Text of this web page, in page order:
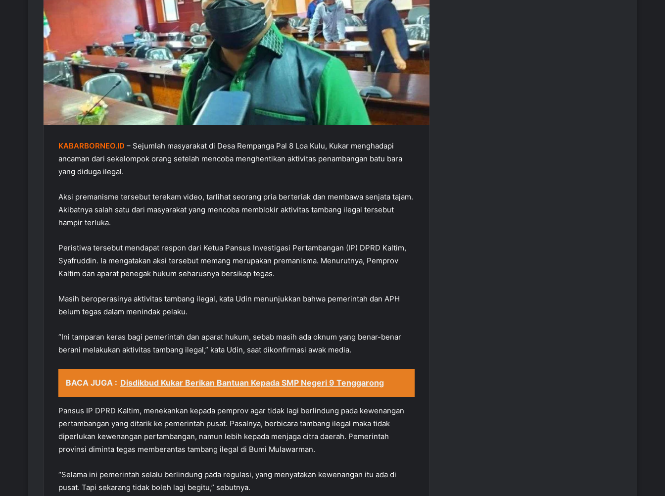
KABARBORNEO.ID – Sejumlah masyarakat di Desa Rempanga Pal 8 Loa Kulu, Kukar menghadapi
ancaman dari sekelompok orang setelah mencoba menghentikan aktivitas penambangan batu bara
yang diduga ilegal.
Aksi premanisme tersebut terekam video, tarlihat seorang pria berteriak dan membawa senjata tajam.
Akibatnya salah satu dari masyarakat yang mencoba memblokir aktivitas tambang ilegal tersebut
hampir terluka.
Peristiwa tersebut mendapat respon dari Ketua Pansus Investigasi Pertambangan (IP) DPRD Kaltim,
Syafruddin. Ia mengatakan aksi tersebut memang merupakan premanisma. Menurutnya, Pemprov
Kaltim dan aparat penegak hukum seharusnya bersikap tegas.
Masih beroperasinya aktivitas tambang ilegal, kata Udin menunjukkan bahwa pemerintah dan APH
belum tegas dalam menindak pelaku.
“Ini tamparan keras bagi pemerintah dan aparat hukum, sebab masih ada oknum yang benar-benar
berani melakukan aktivitas tambang ilegal,” kata Udin, saat dikonfirmasi awak media.
BACA JUGA : Disdikbud Kukar Berikan Bantuan Kepada SMP Negeri 9 Tenggarong
Pansus IP DPRD Kaltim, menekankan kepada pemprov agar tidak lagi berlindung pada kewenangan
pertambangan yang ditarik ke pemerintah pusat. Pasalnya, berbicara tambang ilegal maka tidak
diperlukan kewenangan pertambangan, namun lebih kepada menjaga citra daerah. Pemerintah
provinsi diminta tegas memberantas tambang ilegal di Bumi Mulawarman.
“Selama ini pemerintah selalu berlindung pada regulasi, yang menyatakan kewenangan itu ada di
pusat. Tapi sekarang tidak boleh lagi begitu,” sebutnya.